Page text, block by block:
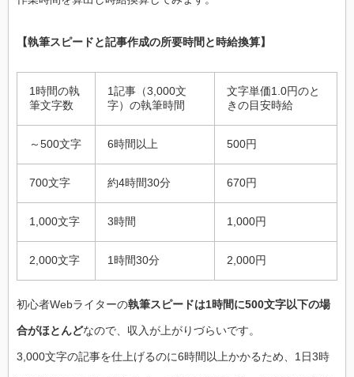
【執筆スピードと記事作成の所要時間と時給換算】
1時間の執
筆文字数
1記事（3,000文
字）の執筆時間
文字単価1.0円のと
きの目安時給
～500文字 6時間以上 500円
700文字 約4時間30分 670円
1,000文字 3時間 1,000円
2,000文字 1時間30分 2,000円
初心者Webライターの執筆スピードは1時間に500文字以下の場
合がほとんどなので、収入が上がりづらいです。
3,000文字の記事を仕上げるのに6時間以上かかるため、1日3時